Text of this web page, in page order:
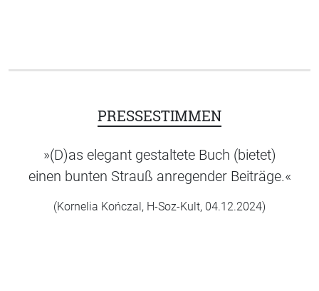
PRESSESTIMMEN
»(D)as elegant gestaltete Buch (bietet)
einen bunten Strauß anregender Beiträge.«
(Kornelia Kończal, H-Soz-Kult, 04.12.2024)